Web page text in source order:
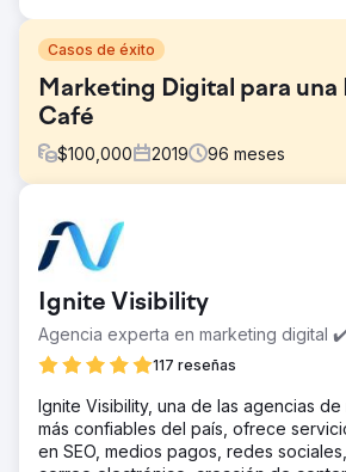
Casos de éxito
Marketing Digital para una
Café
$100,000 2019 96 meses
Necesitábamos una empresa de
servicio completo que nos ayudara
desarrollo de sitios web y más. 2Point
flexible y tiene un gran conocimiento
necesidades como pequeña empresa.
2Point Agency renovó nuestro sitio
SEO, palabras clave optimizadas y
todas las plataformas, dirigidos a
Ignite Visibility
Agencia experta en marketing digital
117 reseñas
Ignite Visibility, una de las agencias
más confiables del país, ofrece
en SEO, medios pagos, redes